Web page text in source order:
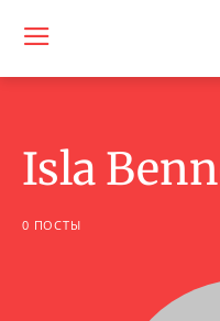
Isla
0 ПОСТЫ